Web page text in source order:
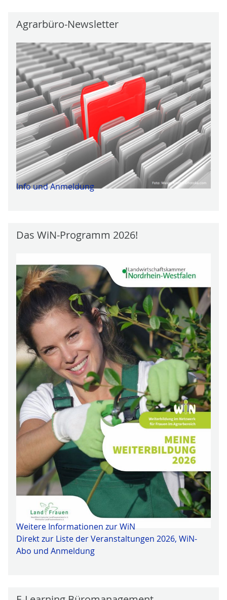
Agrarbüro-Newsletter
Info und Anmeldung
Das WiN-Programm 2026!
Weitere Informationen zur WiN
Direkt zur Liste der Veranstaltungen 2026, WiN-
Abo und Anmeldung